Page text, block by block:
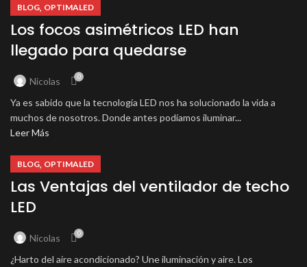
BLOG, OPTIMALED
Los focos asimétricos LED han
llegado para quedarse
Nicolas 0
Ya es sabido que la tecnología LED nos ha solucionado la vida a
muchos de nosotros. Donde antes podíamos iluminar...
Leer Más
BLOG, OPTIMALED
Las Ventajas del ventilador de techo
LED
Nicolas 0
¿Harto del aire acondicionado? Une iluminación y aire. Los